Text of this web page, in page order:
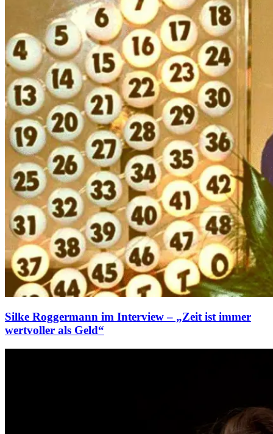
Silke Roggermann im Interview – „Zeit ist immer
wertvoller als Geld“